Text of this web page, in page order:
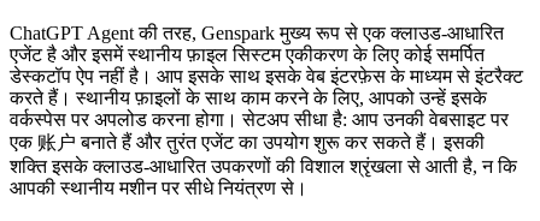
ChatGPT Agent की तरह, Genspark मुख्य रूप से एक क्लाउड-आधारित
एजेंट है और इसमें स्थानीय फ़ाइल सिस्टम एकीकरण के लिए कोई समर्पित
डेस्कटॉप ऐप नहीं है। आप इसके साथ इसके वेब इंटरफ़ेस के माध्यम से इंटरैक्ट
करते हैं। स्थानीय फ़ाइलों के साथ काम करने के लिए, आपको उन्हें इसके
वर्कस्पेस पर अपलोड करना होगा। सेटअप सीधा है: आप उनकी वेबसाइट पर
एक 账户 बनाते हैं और तुरंत एजेंट का उपयोग शुरू कर सकते हैं। इसकी
शक्ति इसके क्लाउड-आधारित उपकरणों की विशाल श्रृंखला से आती है, न कि
आपकी स्थानीय मशीन पर सीधे नियंत्रण से।